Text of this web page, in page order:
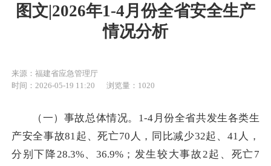
图文|2026年1-4月份全省安全生产
情况分析
来源：福建省应急管理厅
时间：2026-05-19 11:20
浏览量：1020
（一）事故总体情况。1-4月份全省共发生各类生
产安全事故81起、死亡70人，同比减少32起、41人，
分别下降28.3%、36.9%；发生较大事故2起、死亡7